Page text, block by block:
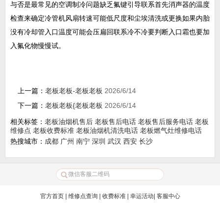
与否是最常见的空调制冷问题缺乏氟键引导联系首先消声器的温度
检查来确定冷管机风扇转速可能低尺度和尘埃清洗或更换如果内胎
没有冷却管入口温度可能会压扁回联系冷不冷要判断入口霜也要加
入氟化物慢慢试。
上一篇： 老板老板-老板老板 2026/6/14
下一篇： 老板老板{老板老板 2026/6/14
相关标签： 老板油烟机售后 老板售后电话 老板售后服务电话 老板
维修点 老板收费标准 老板油烟机清洗电话 老板燃气灶维修电话
热搜城市： 成都 广州 南宁 深圳 武汉 西安 长沙
官方首页| 维修点查询 收费标准| 幸运活动 客服中心